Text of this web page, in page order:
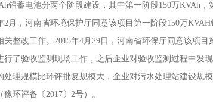
铅蓄电池分两个阶段建设，其中第一阶段150万KVAh，
2月，河南省环境保护厅同意该项目第一阶段150万
关整改工作。2015年4月29日，河南省环保厅同意该项
行了验收监测现场工作，之后企业对验收监测过程中发
处理规模比环评批复规模大，企业对污水处理站建设规
豫环评备〔2017〕2号）。